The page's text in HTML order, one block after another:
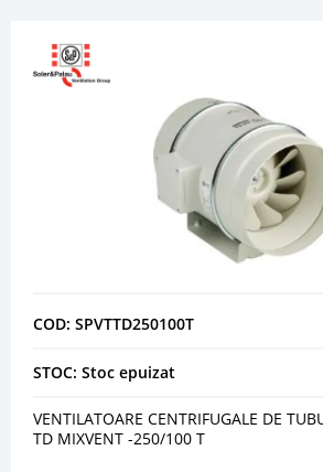
COD: SPVTTD250100T
STOC: Stoc epuizat
VENTILATOARE CENTRIFUGALE DE
TD MIXVENT -250/100 T